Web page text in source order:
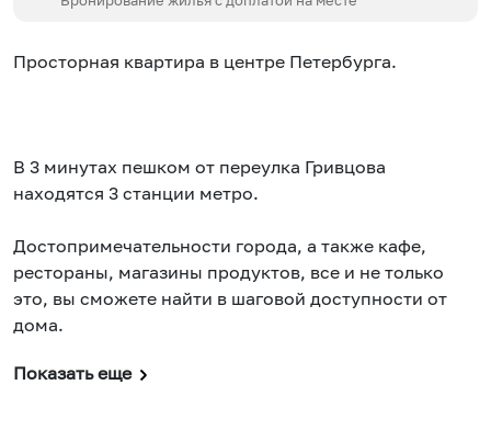
Просторная квартира в центре Петербурга.
В 3 минутах пешком от переулка Гривцова
находятся 3 станции метро.
Достопримечательности города, а также кафе,
рестораны, магазины продуктов, все и не только
это, вы сможете найти в шаговой доступности от
дома.
Показать еще